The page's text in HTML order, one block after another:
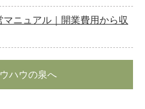
ニュアル｜開業費用から収
ハウの泉へ